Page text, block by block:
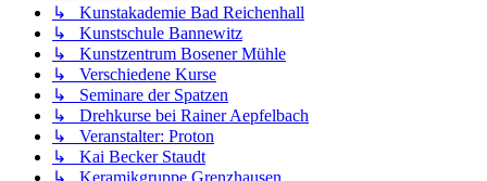
↳ Kunstakademie Bad Reichenhall
↳ Kunstschule Bannewitz
↳ Kunstzentrum Bosener Mühle
↳ Verschiedene Kurse
↳ Seminare der Spatzen
↳ Drehkurse bei Rainer Aepfelbach
↳ Veranstalter: Proton
↳ Kai Becker Staudt
↳ Keramikgruppe Grenzhausen